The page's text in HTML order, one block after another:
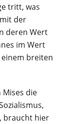
tritt, was
der
deren Wert
im Wert
breiten
Mises die
braucht hier